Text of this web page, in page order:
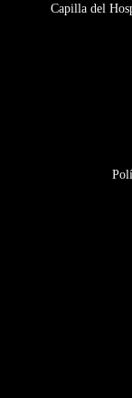
Capilla del